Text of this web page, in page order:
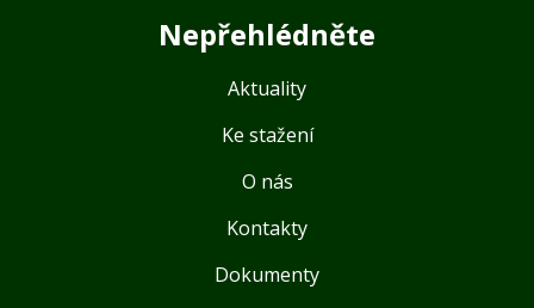
Nepřehlédněte
Aktuality
Ke stažení
O nás
Kontakty
Dokumenty